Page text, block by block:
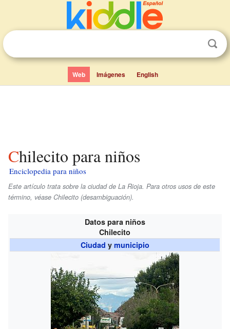
Web Imágenes English
Chilecito para niños
Enciclopedia para niños
Este artículo trata sobre la ciudad de La Rioja. Para otros usos de este
término, véase Chilecito (desambiguación).
Datos para niños
Chilecito
Ciudad y municipio